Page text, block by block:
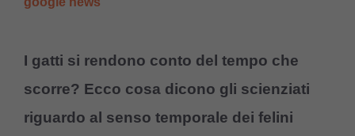
I gatti si rendono conto del tempo che
scorre? Ecco cosa dicono gli scienziati
riguardo al senso temporale dei felini